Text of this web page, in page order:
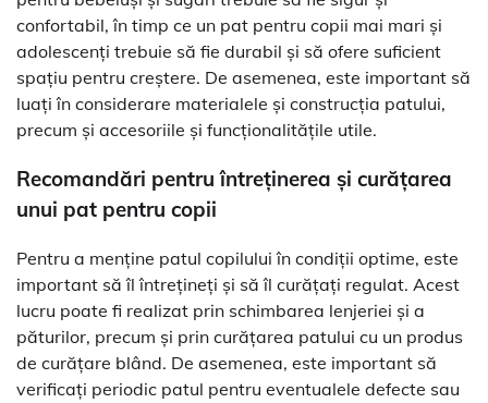
confortabil, în timp ce un pat pentru copii mai mari și
adolescenți trebuie să fie durabil și să ofere suficient
spațiu pentru creștere. De asemenea, este important să
luați în considerare materialele și construcția patului,
precum și accesoriile și funcționalitățile utile.
Recomandări pentru întreținerea și curățarea
unui pat pentru copii
Pentru a menține patul copilului în condiții optime, este
important să îl întrețineți și să îl curățați regulat. Acest
lucru poate fi realizat prin schimbarea lenjeriei și a
păturilor, precum și prin curățarea patului cu un produs
de curățare blând. De asemenea, este important să
verificați periodic patul pentru eventualele defecte sau